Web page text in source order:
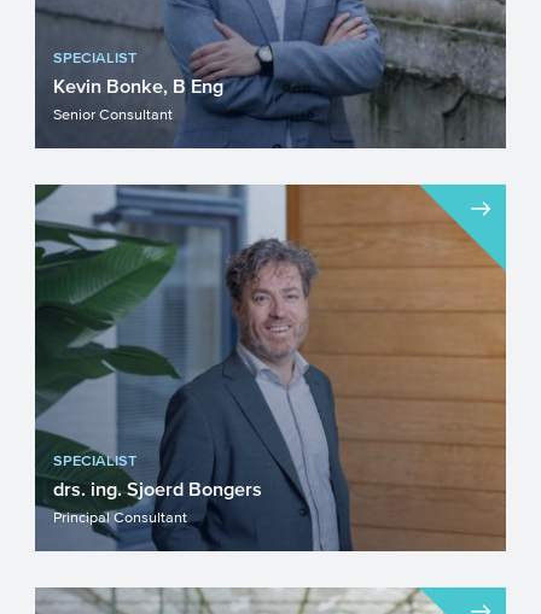
SPECIALIST
Kevin Bonke, B Eng
Senior Consultant
SPECIALIST
drs. ing. Sjoerd Bongers
Principal Consultant